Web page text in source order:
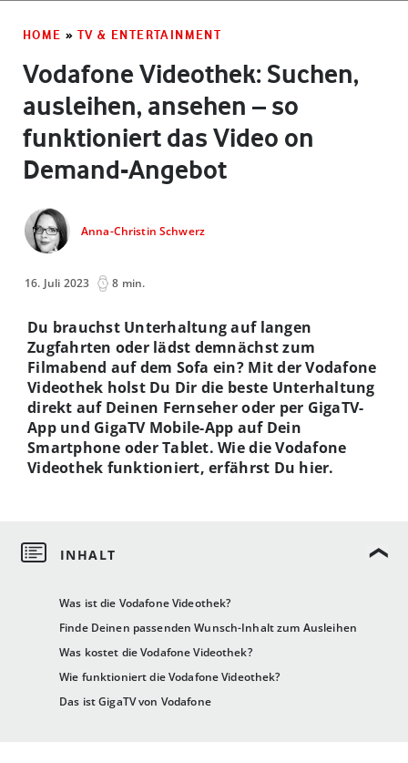
HOME » TV & ENTERTAINMENT
Vodafone Videothek: Suchen,
ausleihen, ansehen – so
funktioniert das Video on
Demand-Angebot
Anna-Christin Schwerz
16. Juli 2023 8 min.
Was ist die Vodafone Videothek?
Finde Deinen passenden Wunsch-Inhalt zum Ausleihen
Was kostet die Vodafone Videothek?
Wie funktioniert die Vodafone Videothek?
Das ist GigaTV von Vodafone
Du brauchst Unterhaltung auf langen
Zugfahrten oder lädst demnächst zum
Filmabend auf dem Sofa ein? Mit der Vodafone
Videothek holst Du Dir die beste Unterhaltung
direkt auf Deinen Fernseher oder per GigaTV-
App und GigaTV Mobile-App auf Dein
Smartphone oder Tablet. Wie die Vodafone
Videothek funktioniert, erfährst Du hier.